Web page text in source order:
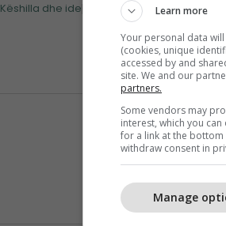
Këshilla dhe ide 24/12/2022
Learn more
Your personal data
(cookies, unique
accessed by and
site. We and our
partners.
Some vendors may
interest, which you
for a link at the
withdraw consent in
Manage